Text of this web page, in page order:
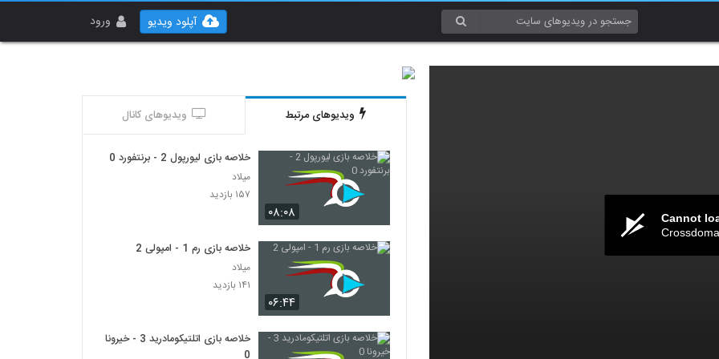
ورود آپلود ویدیو
Cannot
ویدیوهای مرتبط ویدیوهای کانال
۰۸:۰۸
خلاصه بازی لیورپول 2 - برنتفورد 0
میلاد
۱۵۷ بازدید
۰۶:۴۴
خلاصه بازی رم 1 - امپولی 2
میلاد
۱۴۱ بازدید
خلاصه بازی اتلتیکومادرید 3 - خیرونا
0